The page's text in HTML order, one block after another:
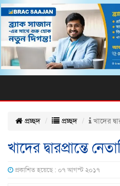
প্রচ্ছদ প্রচ্ছদ খাদের
খাদের দ্বারপ্রান্তে
প্রকাশিত হয়েছে : ০৭ আগস্ট ২০১৭